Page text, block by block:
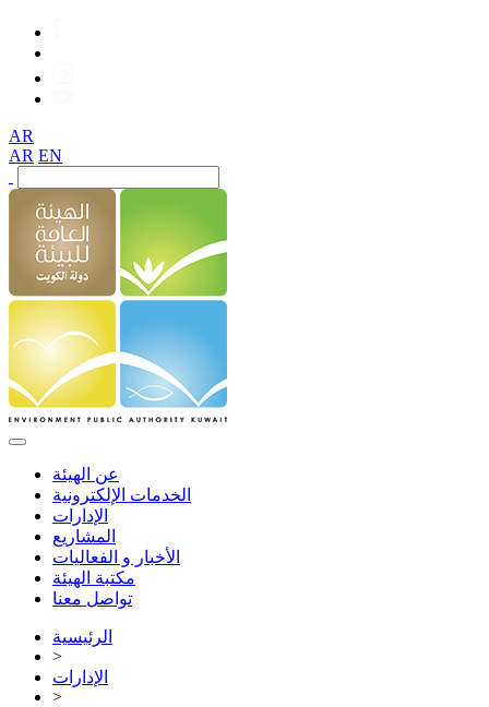
AR
AR EN
عن الهيئة
الخدمات الإلكترونية
الإدارات
المشاريع
الأخبار و الفعاليات
مكتبة الهيئة
تواصل معنا
الرئيسية
>
الإدارات
>